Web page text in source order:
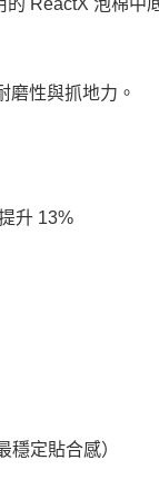
ReactX 泡棉中
磨性與抓地力。
升 13%
定貼合感）